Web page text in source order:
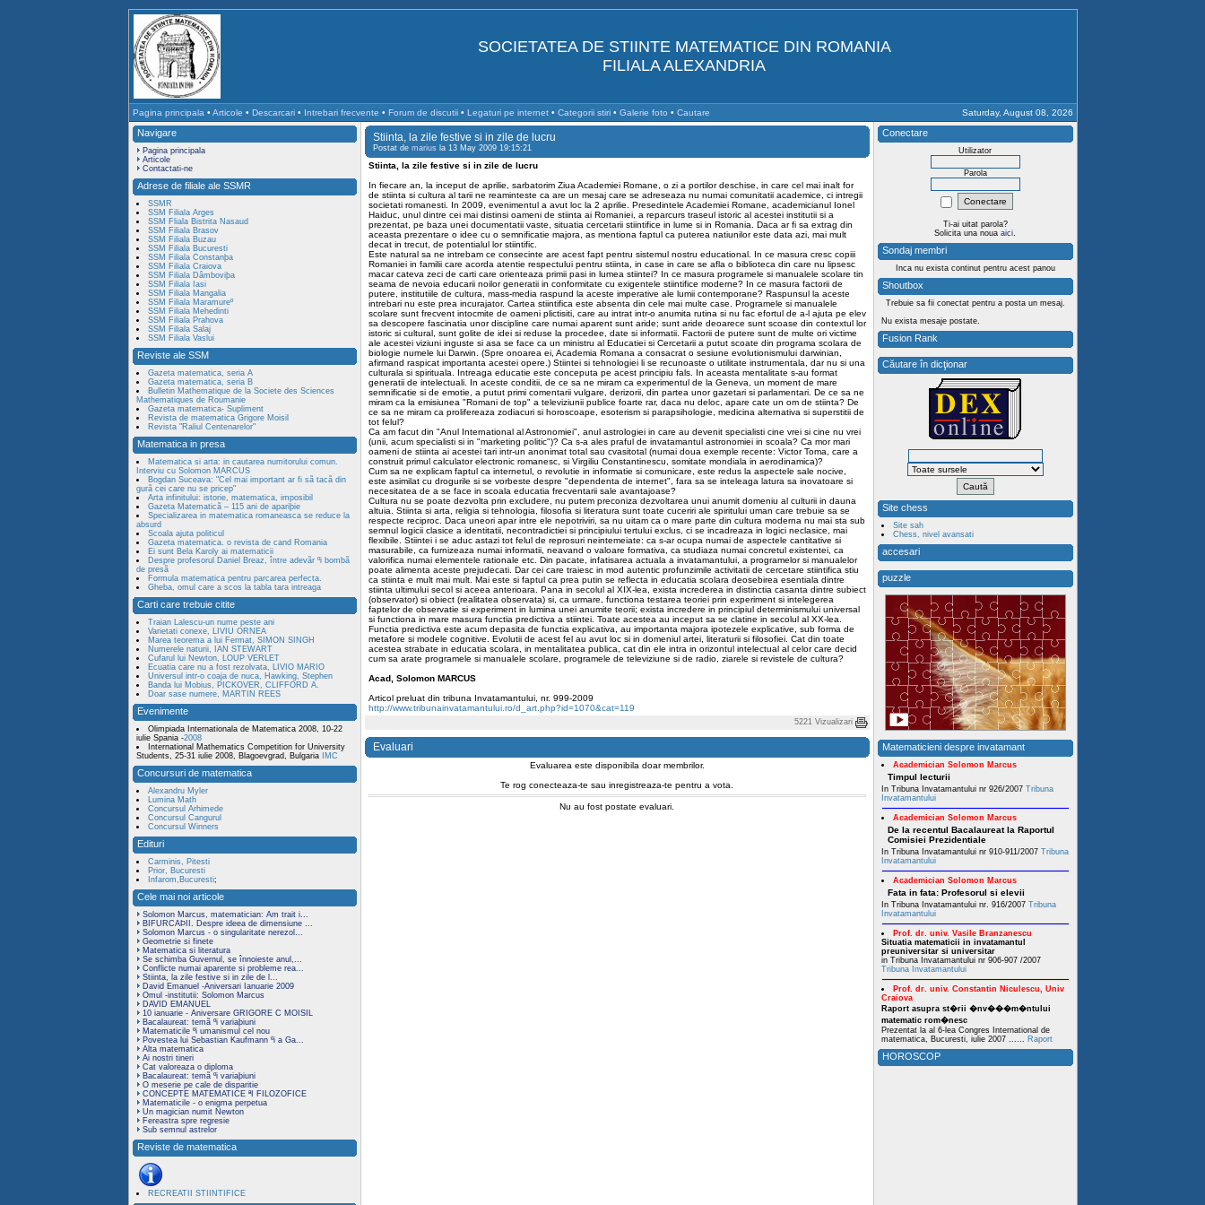
SOCIETATEA DE STIINTE MATEMATICE DIN ROMANIA
FILIALA ALEXANDRIA
Pagina principala • Articole • Descarcari• Intrebari frecvente • Forum de discutii• Legaturi pe internet• Categorii stiri• Galerie foto • Cautare Saturday, August 08, 2026
Navigare
Pagina principala
Articole
Contactati-ne
Adrese de filiale ale SSMR
SSMR
SSM Filiala Arges
SSM Fliala Bistrita Nasaud
SSM Filiala Brasov
SSM Filiala Buzau
SSM Filiala Bucuresti
SSM Filiala Constanþa
SSM Filiala Craiova
SSM Filiala Dâmboviþa
SSM Filiala Iasi
SSM Filiala Mangalia
SSM Filiala Maramureº
SSM Filiala Mehedinti
SSM Filiala Prahova
SSM Filiala Salaj
SSM Filiala Vaslui
Reviste ale SSM
Gazeta matematica, seria A
Gazeta matematica, seria B
Bulletin Mathematique de la Societe des Sciences
Mathematiques de Roumanie
Gazeta matematica- Supliment
Revista de matematica Grigore Moisil
Revista "Raliul Centenarelor"
Matematica in presa
Matematica si arta: in cautarea numitorului comun.
Interviu cu Solomon MARCUS
Bogdan Suceava: "Cel mai important ar fi sã tacã din
gurã cei care nu se pricep"
Arta infinitului: istorie, matematica, imposibil
Gazeta Matematicã – 115 ani de apariþie
Specializarea in matematica romaneasca se reduce la
absurd
Scoala ajuta politicul
Gazeta matematica. o revista de cand Romania
Ei sunt Bela Karoly ai matematicii
Despre profesorul Daniel Breaz, între adevãr ºi bombã
de presã
Formula matematica pentru parcarea perfecta.
Gheba, omul care a scos la tabla tara intreaga
Carti care trebuie citite
Traian Lalescu-un nume peste ani
Varietati conexe, LIVIU ORNEA
Marea teorema a lui Fermat, SIMON SINGH
Numerele naturii, IAN STEWART
Cufarul lui Newton, LOUP VERLET
Ecuatia care nu a fost rezolvata, LIVIO MARIO
Universul intr-o coaja de nuca, Hawking, Stephen
Banda lui Mobius, PICKOVER, CLIFFORD A.
Doar sase numere, MARTIN REES
Evenimente
Olimpiada Internationala de Matematica 2008, 10-22
iulie Spania -2008
International Mathematics Competition for University
Students, 25-31 iulie 2008, Blagoevgrad, BulgariaIMC
Concursuri de matematica
Alexandru Myler
Lumina Math
Concursul Arhimede
Concursul Cangurul
Concursul Winners
Edituri
Carminis, Pitesti
Prior, Bucuresti
Infarom,Bucuresti;
Cele mai noi articole
Solomon Marcus, matematician: Am trait i...
BIFURCAÞII. Despre ideea de dimensiune ...
Solomon Marcus - o singularitate nerezol...
Geometrie si finete
Matematica si literatura
Se schimba Guvernul, se înnoieste anul,...
Conflicte numai aparente si probleme rea...
Stiinta, la zile festive si in zile de l...
David Emanuel -Aniversari Ianuarie 2009
Omul -institutii: Solomon Marcus
DAVID EMANUEL
10 ianuarie - Aniversare GRIGORE C MOISIL
Bacalaureat: temã ºi variaþiuni
Matematicile ºi umanismul cel nou
Povestea lui Sebastian Kaufmann ºi a Ga...
Alta matematica
Ai nostri tineri
Cat valoreaza o diploma
Bacalaureat: temã ºi variaþiuni
O meserie pe cale de disparitie
CONCEPTE MATEMATICE ªI FILOZOFICE
Matematicile - o enigma perpetua
Un magician numit Newton
Fereastra spre regresie
Sub semnul astrelor
Reviste de matematica
RECREATII STIINTIFICE
Stiinta, la zile festive si in zile de lucru
Postat de marius la 13 May 2009 19:15:21
Stiinta, la zile festive si in zile de lucru
In fiecare an, la inceput de aprilie, sarbatorim Ziua Academiei Romane, o zi a portilor deschise, in care cel mai inalt for
de stiinta si cultura al tarii ne reaminteste ca are un mesaj care se adreseaza nu numai comunitatii academice, ci intregii
societati romanesti. In 2009, evenimentul a avut loc la 2 aprilie. Presedintele Academiei Romane, academicianul Ionel
Haiduc, unul dintre cei mai distinsi oameni de stiinta ai Romaniei, a reparcurs traseul istoric al acestei institutii si a
prezentat, pe baza unei documentatii vaste, situatia cercetarii stiintifice in lume si in Romania. Daca ar fi sa extrag din
aceasta prezentare o idee cu o semnificatie majora, as mentiona faptul ca puterea natiunilor este data azi, mai mult
decat in trecut, de potentialul lor stiintific.
Este natural sa ne intrebam ce consecinte are acest fapt pentru sistemul nostru educational. In ce masura cresc copiii
Romaniei in familii care acorda atentie respectului pentru stiinta, in case in care se afla o biblioteca din care nu lipsesc
macar cateva zeci de carti care orienteaza primii pasi in lumea stiintei? In ce masura programele si manualele scolare tin
seama de nevoia educarii noilor generatii in conformitate cu exigentele stiintifice moderne? In ce masura factorii de
putere, institutiile de cultura, mass-media raspund la aceste imperative ale lumii contemporane? Raspunsul la aceste
intrebari nu este prea incurajator. Cartea stiintifica este absenta din cele mai multe case. Programele si manualele
scolare sunt frecvent intocmite de oameni plictisiti, care au intrat intr-o anumita rutina si nu fac efortul de a-l ajuta pe elev
sa descopere fascinatia unor discipline care numai aparent sunt aride; sunt aride deoarece sunt scoase din contextul lor
istoric si cultural, sunt golite de idei si reduse la procedee, date si informatii. Factorii de putere sunt de multe ori victime
ale acestei viziuni inguste si asa se face ca un ministru al Educatiei si Cercetarii a putut scoate din programa scolara de
biologie numele lui Darwin. (Spre onoarea ei, Academia Romana a consacrat o sesiune evolutionismului darwinian,
afirmand raspicat importanta acestei opere.) Stiintei si tehnologiei li se recunoaste o utilitate instrumentala, dar nu si una
culturala si spirituala. Intreaga educatie este conceputa pe acest principiu fals. In aceasta mentalitate s-au format
generatii de intelectuali. In aceste conditii, de ce sa ne miram ca experimentul de la Geneva, un moment de mare
semnificatie si de emotie, a putut primi comentarii vulgare, derizorii, din partea unor gazetari si parlamentari. De ce sa ne
miram ca la emisiunea "Romani de top" a televiziunii publice foarte rar, daca nu deloc, apare cate un om de stiinta? De
ce sa ne miram ca prolifereaza zodiacuri si horoscoape, esoterism si parapsihologie, medicina alternativa si superstitii de
tot felul?
Ca am facut din "Anul International al Astronomiei", anul astrologiei in care au devenit specialisti cine vrei si cine nu vrei
(unii, acum specialisti si in "marketing politic")? Ca s-a ales praful de invatamantul astronomiei in scoala? Ca mor mari
oameni de stiinta ai acestei tari intr-un anonimat total sau cvasitotal (numai doua exemple recente: Victor Toma, care a
construit primul calculator electronic romanesc, si Virgiliu Constantinescu, somitate mondiala in aerodinamica)?
Cum sa ne explicam faptul ca internetul, o revolutie in informatie si comunicare, este redus la aspectele sale nocive,
este asimilat cu drogurile si se vorbeste despre "dependenta de internet", fara sa se inteleaga latura sa inovatoare si
necesitatea de a se face in scoala educatia frecventarii sale avantajoase?
Cultura nu se poate dezvolta prin excludere, nu putem preconiza dezvoltarea unui anumit domeniu al culturii in dauna
altuia. Stiinta si arta, religia si tehnologia, filosofia si literatura sunt toate cuceriri ale spiritului uman care trebuie sa se
respecte reciproc. Daca uneori apar intre ele nepotriviri, sa nu uitam ca o mare parte din cultura moderna nu mai sta sub
semnul logicii clasice a identitatii, necontradictiei si principiului tertului exclus, ci se incadreaza in logici neclasice, mai
flexibile. Stiintei i se aduc astazi tot felul de reprosuri neintemeiate: ca s-ar ocupa numai de aspectele cantitative si
masurabile, ca furnizeaza numai informatii, neavand o valoare formativa, ca studiaza numai concretul existentei, ca
valorifica numai elementele rationale etc. Din pacate, infatisarea actuala a invatamantului, a programelor si manualelor
poate alimenta aceste prejudecati. Dar cei care traiesc in mod autentic profunzimile activitatii de cercetare stiintifica stiu
ca stiinta e mult mai mult. Mai este si faptul ca prea putin se reflecta in educatia scolara deosebirea esentiala dintre
stiinta ultimului secol si aceea anterioara. Pana in secolul al XIX-lea, exista increderea in distinctia casanta dintre subiect
(observator) si obiect (realitatea observata) si, ca urmare, functiona testarea teoriei prin experiment si intelegerea
faptelor de observatie si experiment in lumina unei anumite teorii; exista incredere in principiul determinismului universal
si functiona in mare masura functia predictiva a stiintei. Toate acestea au inceput sa se clatine in secolul al XX-lea.
Functia predictiva este acum depasita de functia explicativa, au importanta majora ipotezele explicative, sub forma de
metafore si modele cognitive. Evolutii de acest fel au avut loc si in domeniul artei, literaturii si filosofiei. Cat din toate
acestea strabate in educatia scolara, in mentalitatea publica, cat din ele intra in orizontul intelectual al celor care decid
cum sa arate programele si manualele scolare, programele de televiziune si de radio, ziarele si revistele de cultura?
Acad, Solomon MARCUS
Articol preluat din tribuna Invatamantului, nr. 999-2009
http://www.tribunainvatamantului.ro/d_art.php?id=1070&cat=119
5221 Vizualizari
Evaluari
Evaluarea este disponibila doar membrilor.
Te rog conecteaza-te sau inregistreaza-te pentru a vota.
Nu au fost postate evaluari.
Conectare
Utilizator
Parola
Ti-ai uitat parola?
Solicita una noua aici.
Sondaj membri
Inca nu exista continut pentru acest panou
Shoutbox
Trebuie sa fii conectat pentru a posta un mesaj.
Nu exista mesaje postate.
Fusion Rank
Căutare în dicţionar
Site chess
Site sah
Chess, nivel avansati
accesari
puzzle
Matematicieni despre invatamant
Academician Solomon Marcus
Timpul lecturii
In Tribuna Invatamantului nr 926/2007 Tribuna
Invatamantului
Academician Solomon Marcus
De la recentul Bacalaureat la Raportul
Comisiei Prezidentiale
In Tribuna Invatamantului nr 910-911/2007 Tribuna
Invatamantului
Academician Solomon Marcus
Fata in fata: Profesorul si elevii
In Tribuna Invatamantului nr. 916/2007 Tribuna
Invatamantului
Prof. dr. univ. Vasile Branzanescu
Situatia matematicii in invatamantul
preuniversitar si universitar
in Tribuna Invatamantului nr 906-907 /2007
Tribuna Invatamantului
Prof. dr. univ. Constantin Niculescu, Univ
Craiova
Raport asupra st�rii �nv���m�ntului
matematic rom�nesc
Prezentat la al 6-lea Congres International de
matematica, Bucuresti, iulie 2007 ...... Raport
HOROSCOP